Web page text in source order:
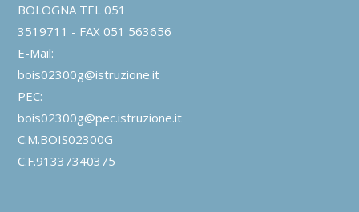
BOLOGNA TEL 051
3519711 - FAX 051 563656
E-Mail:
bois02300g@istruzione.it
PEC:
bois02300g@pec.istruzione.it
C.M.BOIS02300G
C.F.91337340375